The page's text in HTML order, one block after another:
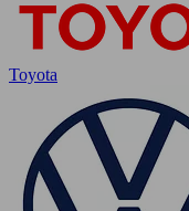
Toyota